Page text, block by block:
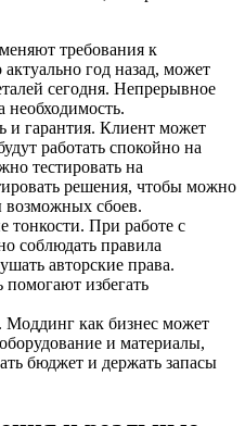
требования к
год назад, может
сегодня. Непрерывное
и гарантия. Клиент может
работать спокойно на
тестировать на
решения, чтобы можно
сбоев.
тонкости. При работе с
соблюдать правила
авторские права.
помогают избегать
как бизнес может
и материалы,
бюджет и держать запасы